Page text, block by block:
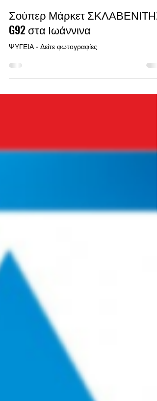
Σούπερ Μάρκετ ΣΚΛΑΒΕΝΙΤΗΣ
G92 στα Ιωάννινα
ΨΥΓΕΙΑ - Δείτε φωτογραφίες